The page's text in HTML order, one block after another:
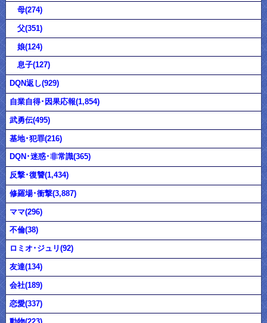
母(274)
父(351)
娘(124)
息子(127)
DQN返し(929)
自業自得･因果応報(1,854)
武勇伝(495)
基地･犯罪(216)
DQN･迷惑･非常識(365)
反撃･復讐(1,434)
修羅場･衝撃(3,887)
ママ(296)
不倫(38)
ロミオ･ジュリ(92)
友達(134)
会社(189)
恋愛(337)